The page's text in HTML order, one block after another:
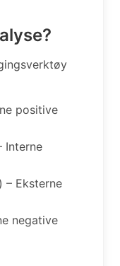
positive
Interne
– Eksterne
negative